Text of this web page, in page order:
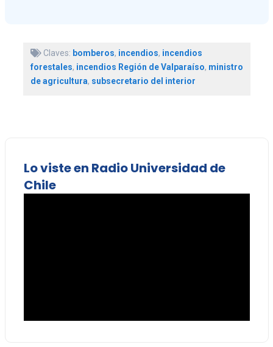
Claves: bomberos, incendios, incendios
forestales, incendios Región de Valparaíso, ministro
de agricultura, subsecretario del interior
Lo viste en Radio Universidad de
Chile